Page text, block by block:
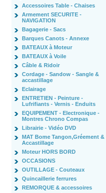
Accessoires Table - Chaises
Armement SECURITE -
NAVIGATION
Bagagerie - Sacs
Barques Canots - Annexe
BATEAUX à Moteur
BATEAUX à Voile
Câble & Ridoir
Cordage - Sandow - Sangle &
accastillage
Eclairage
ENTRETIEN - Peinture -
Lufrifiants - Vernis - Enduits
EQUIPEMENT - Electronique -
Montres Chrono Compas
Librairie - Vidéo DVD
MAT Bome Tangon,Gréement &
Accastillage
Moteur HORS BORD
OCCASIONS
OUTILLAGE - Couteaux
Quincaillerie ferrures
REMORQUE & accessoires